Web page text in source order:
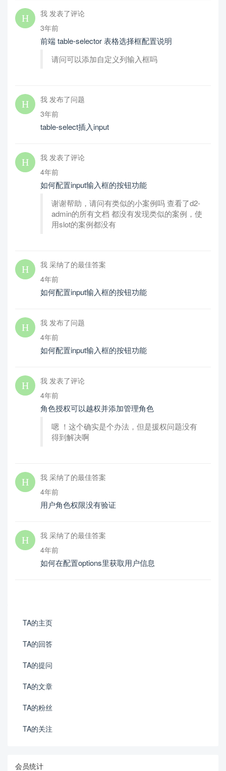
我 发表了评论
3年前
前端 table-selector 表格选择框配置说明
请问可以添加自定义列输入框吗
我 发布了问题
3年前
table-select插入input
我 发表了评论
4年前
如何配置input输入框的按钮功能
谢谢帮助，请问有类似的小案例吗 查看了d2-
admin的所有文档 都没有发现类似的案例，使
用slot的案例都没有
我 采纳了的最佳答案
4年前
如何配置input输入框的按钮功能
我 发布了问题
4年前
如何配置input输入框的按钮功能
我 发表了评论
4年前
角色授权可以越权并添加管理角色
嗯 ！这个确实是个办法，但是援权问题没有
得到解决啊
我 采纳了的最佳答案
4年前
用户角色权限没有验证
我 采纳了的最佳答案
4年前
如何在配置options里获取用户信息
TA的主页
TA的回答
TA的提问
TA的文章
TA的粉丝
TA的关注
会员统计